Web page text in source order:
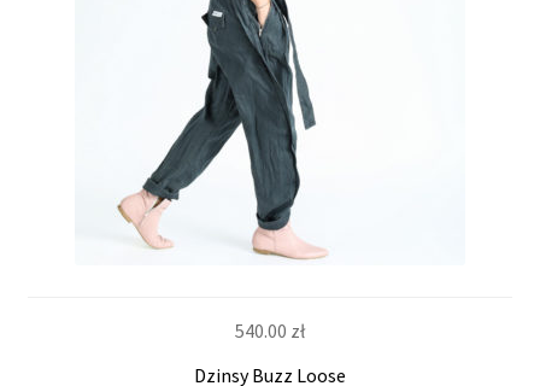
540.00 zł
Dzinsy Buzz Loose